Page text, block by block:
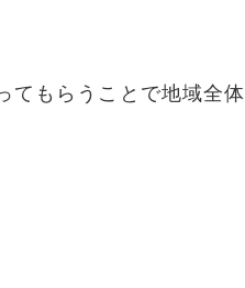
てもらうことで地域全体